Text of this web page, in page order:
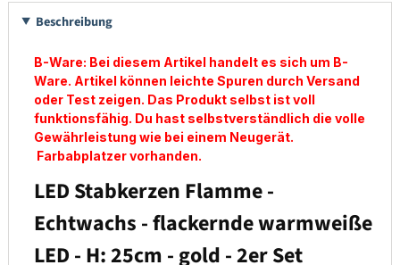
Beschreibung
B-Ware: Bei diesem Artikel handelt es sich um B-
Ware. Artikel können leichte Spuren durch Versand
oder Test zeigen. Das Produkt selbst ist voll
funktionsfähig. Du hast selbstverständlich die volle
Gewährleistung wie bei einem Neugerät.
Farbabplatzer vorhanden.
LED Stabkerzen Flamme -
Echtwachs - flackernde warmweiße
LED - H: 25cm - gold - 2er Set